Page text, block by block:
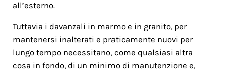
all’esterno.
Tuttavia i davanzali in marmo e in granito, per
mantenersi inalterati e praticamente nuovi per
lungo tempo necessitano, come qualsiasi altra
cosa in fondo, di un minimo di manutenzione e,